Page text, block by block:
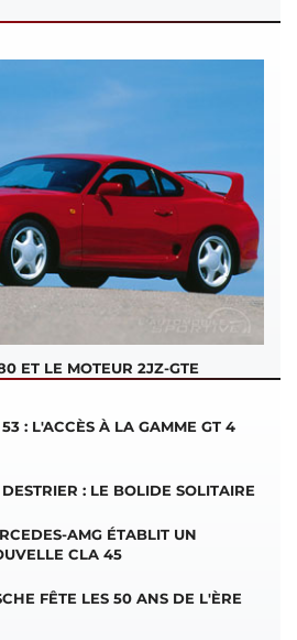
ET LE MOTEUR 2JZ-GTE
: L'ACCÈS À LA GAMME GT 4
: LE BOLIDE SOLITAIRE
AMG ÉTABLIT UN
CLA 45
FÊTE LES 50 ANS DE L'ÈRE